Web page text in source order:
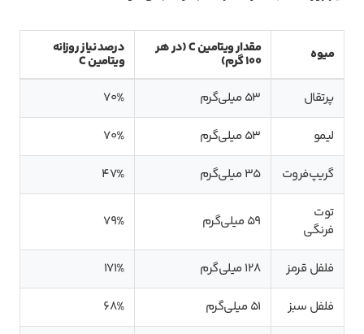
میوه مقدار ویتامین C (در هر
100 گرم)
درصد نیاز روزانه
ویتامین C
پرتقال
53 میلی‌گرم 70%
لیمو 53 میلی‌گرم 70%
گریپ‌فروت 35 میلی‌گرم 47%
توت
فرنگی
59 میلی‌گرم 79%
فلفل قرمز 128 میلی‌گرم 171%
فلفل سبز 51 میلی‌گرم 68%